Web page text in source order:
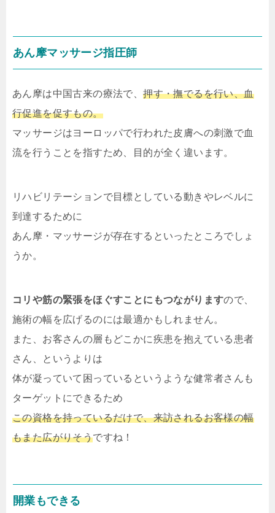
あん摩マッサージ指圧師
あん摩は中国古来の療法で、押す・撫でるを行い、血
行促進を促すもの。
マッサージはヨーロッパで行われた皮膚への刺激で血
流を行うことを指すため、目的が全く違います。
リハビリテーションで目標としている動きやレベルに
到達するために
あん摩・マッサージが存在するといったところでしょ
うか。
コリや筋の緊張をほぐすことにもつながりますので、
施術の幅を広げるのには最適かもしれません。
また、お客さんの層もどこかに疾患を抱えている患者
さん、というよりは
体が凝っていて困っているというような健常者さんも
ターゲットにできるため
この資格を持っているだけで、来訪されるお客様の幅
もまた広がりそうですね！
開業もできる